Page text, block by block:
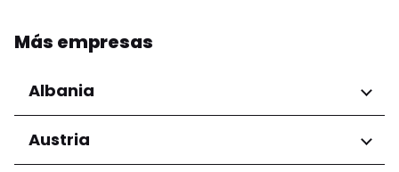
Más empresas
Albania
Regiones
Austria